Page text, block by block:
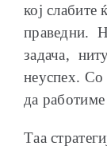
кој слабите
праведни.
задача,
неуспех. Со
да работиме
Таа